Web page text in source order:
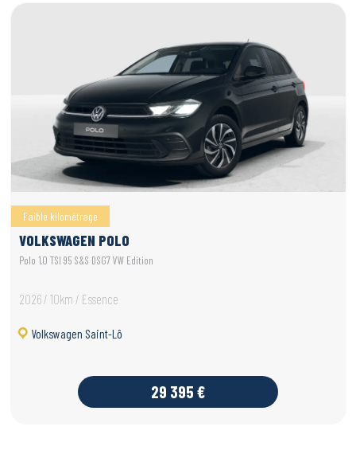
Faible kilométrage
VOLKSWAGEN POLO
Polo 1.0 TSI 95 S&S DSG7 VW Edition
2026 / 10km / Essence
Volkswagen Saint-Lô
29 395 €